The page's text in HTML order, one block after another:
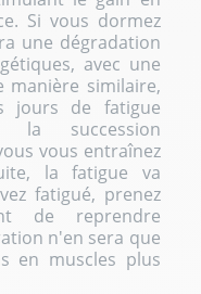
Si vous dormez
une dégradation
avec une
manière similaire,
jours de fatigue
la succession
vous entraînez
la fatigue va
fatigué, prenez
de reprendre
n'en sera que
en muscles plus